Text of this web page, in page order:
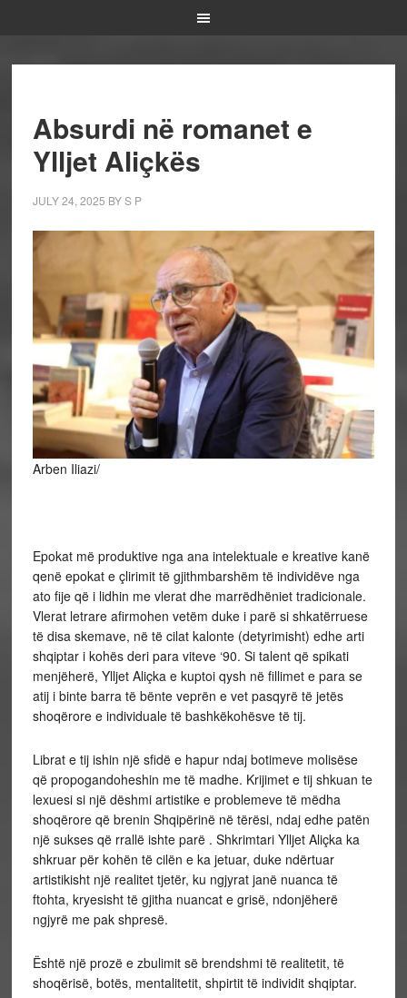
Absurdi në romanet e
Ylljet Aliçkës
JULY 24, 2025 BYS P
Arben Iliazi/
Epokat më produktive nga ana intelektuale e kreative kanë
qenë epokat e çlirimit të gjithmbarshëm të individëve nga
ato fije që i lidhin me vlerat dhe marrëdhëniet tradicionale.
Vlerat letrare afirmohen vetëm duke i parë si shkatërruese
të disa skemave, në të cilat kalonte (detyrimisht) edhe arti
shqiptar i kohës deri para viteve ‘90. Si talent që spikati
menjëherë, Ylljet Aliçka e kuptoi qysh në fillimet e para se
atij i binte barra të bënte veprën e vet pasqyrë të jetës
shoqërore e individuale të bashkëkohësve të tij.
Librat e tij ishin një sfidë e hapur ndaj botimeve molisëse
që propogandoheshin me të madhe. Krijimet e tij shkuan te
lexuesi si një dëshmi artistike e problemeve të mëdha
shoqërore që brenin Shqipërinë në tërësi, ndaj edhe patën
një sukses që rrallë ishte parë . Shkrimtari Ylljet Aliçka ka
shkruar për kohën të cilën e ka jetuar, duke ndërtuar
artistikisht një realitet tjetër, ku ngjyrat janë nuanca të
ftohta, kryesisht të gjitha nuancat e grisë, ndonjëherë
ngjyrë me pak shpresë.
Është një prozë e zbulimit së brendshmi të realitetit, të
shoqërisë, botës, mentalitetit, shpirtit të individit shqiptar.